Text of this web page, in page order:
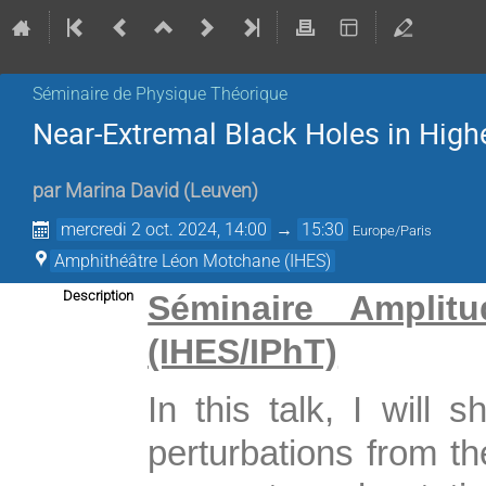
Séminaire de Physique Théorique
Near-Extremal Black Holes in
par Marina David (Leuven)
mercredi 2 oct. 2024, 14:00 → 15:30 Europe/Paris
Amphithéâtre Léon Motchane (IHES)
Description
Séminaire
(IHES/IPhT)
In this talk, I will
perturbations from